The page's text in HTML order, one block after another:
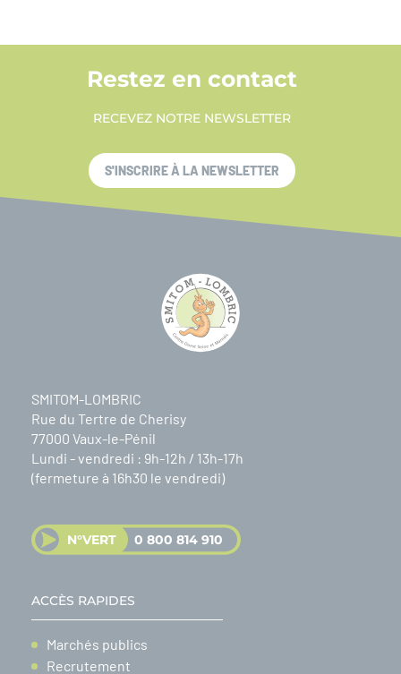
SMITOM-LOMBRIC
Rue du Tertre de Cherisy
77000 Vaux-le-Pénil
Lundi - vendredi : 9h-12h / 13h-17h
(fermeture à 16h30 le vendredi)
N°VERT 0 800 814 910
ACCÈS RAPIDES
Marchés publics
Recrutement
Restez en contact
RECEVEZ NOTRE NEWSLETTER
S'INSCRIRE À LA NEWSLETTER